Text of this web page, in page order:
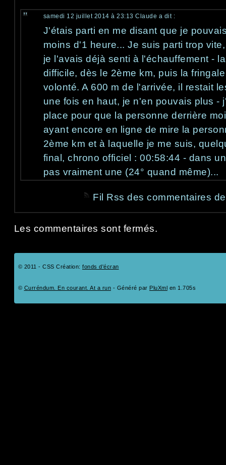
samedi 12 juillet 2014 à 23:13 Claude a dit :
J'étais parti en me disant que je
moins d'1 heure... Je suis parti trop
je l'avais déjà senti à l'échauffement -
difficile, dès le 2ème km, puis la
volonté. A 600 m de l'arrivée, il restait
une fois en haut, je n'en pouvais plus -
place pour que la personne derrière
ayant encore en ligne de mire la
2ème km et à laquelle je me suis,
final, chrono officiel : 00:58:44 - dans
pas vraiment une (24° quand même)...
Fil Rss des commentaires
Les commentaires sont fermés.
© 2011 - CSS Création: fonds d'écran
© Curréndum. En courant. At a run - Généré par PluXml en 1.705s